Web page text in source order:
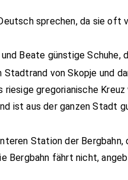
sprechen, da sie oft
Beate günstige Schuhe,
von Skopje und
riesige gregorianische
ist aus der ganzen Stadt
Station der
Bergbahn fährt nicht,